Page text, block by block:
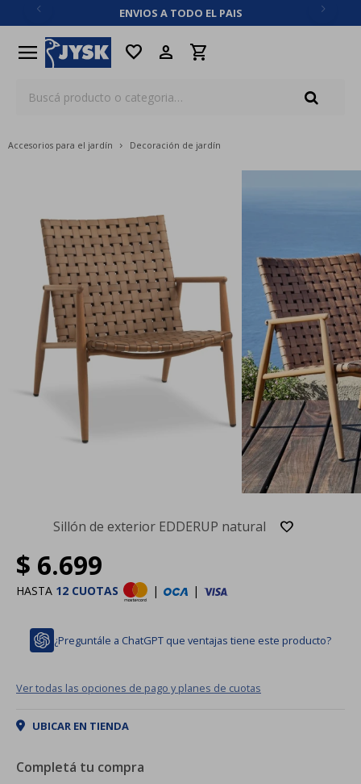
ENVIOS A TODO EL PAIS
menu favorite
Accesorios para el jardín Decoración de jardín
Sillón de exterior EDDERUP natural
$ 6.699
HASTA 12 CUOTAS | |
¿Preguntále a ChatGPT que ventajas tiene este producto?
Ver todas las opciones de pago y planes de cuotas
UBICAR EN TIENDA
Completá tu compra
close